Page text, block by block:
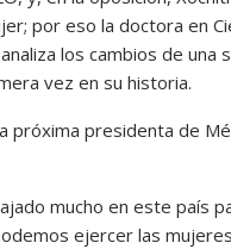
por eso la doctora en
los cambios de una
vez en su historia.
presidenta de
mucho en este país
ejercer las